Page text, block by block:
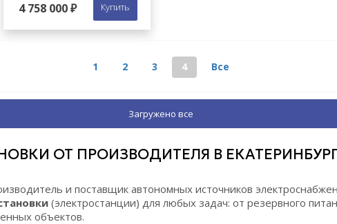
4 758 000 ₽ Купить
1 2 3 4 Все
Загружено все
ОТ ПРОИЗВОДИТЕЛЯ В
и поставщик автономных источников
(электростанции) для любых задач: от резервного
объектов.